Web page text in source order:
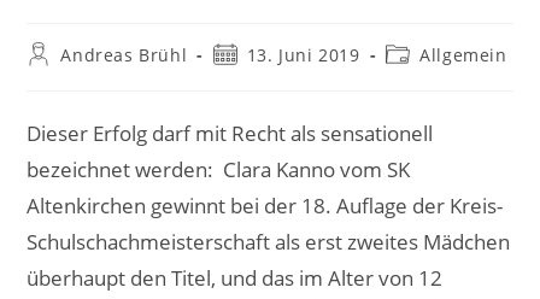
Beitrags-
Andreas Brühl
Beitrag13. Juni 2019
Beitrags-
Allgemein
Dieser Erfolg darf mit Recht als sensationell
bezeichnet werden: Clara Kanno vom SK
Altenkirchen gewinnt bei der 18. Auflage der Kreis-
Schulschachmeisterschaft als erst zweites Mädchen
überhaupt den Titel, und das im Alter von 12